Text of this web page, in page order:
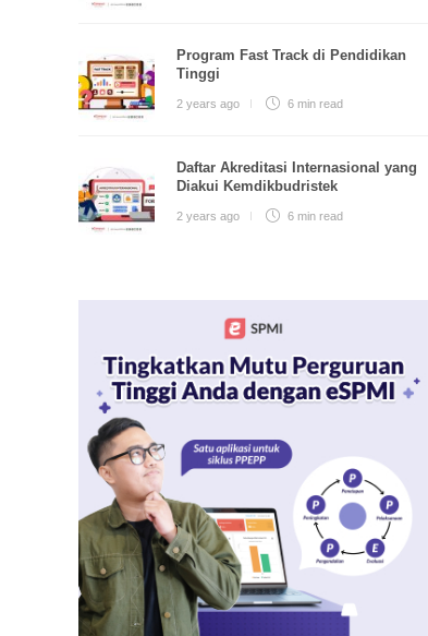
Program Fast Track di Pendidikan
Tinggi
2 years ago 6 min read
Daftar Akreditasi Internasional yang
Diakui Kemdikbudristek
2 years ago 6 min read